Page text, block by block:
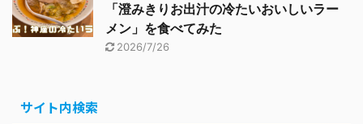
「澄みきりお出汁の冷たいおいしいラー
メン」を食べてみた
2026/7/26
サイト内検索